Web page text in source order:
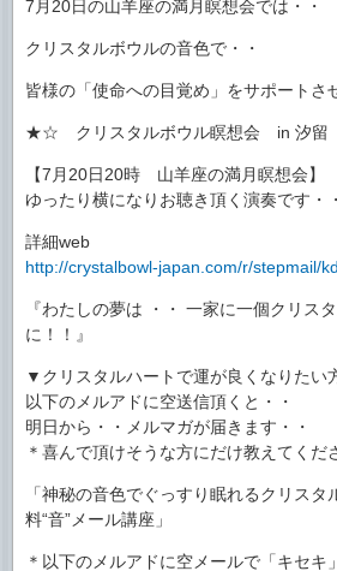
7月20日の山羊座の満月瞑想会では・・
クリスタルボウルの音色で・・
皆様の「使命への目覚め」をサポートさ
★☆ クリスタルボウル瞑想会 in 汐
【7月20日20時 山羊座の満月瞑想会】
ゆったり横になりお聴き頂く演奏です・・
詳細web
http://crystalbowl-japan.com/r/stepmail/
『わたしの夢は ・・ 一家に一個クリス
に！！』
▼クリスタルハートで運が良くなりたい
以下のメルアドに空送信頂くと・・
明日から・・メルマガが届きます・・
＊喜んで頂けそうな方にだけ教えてくだ
「神秘の音色でぐっすり眠れるクリスタ
料“音”メール講座」
＊以下のメルアドに空メールで「キセキ